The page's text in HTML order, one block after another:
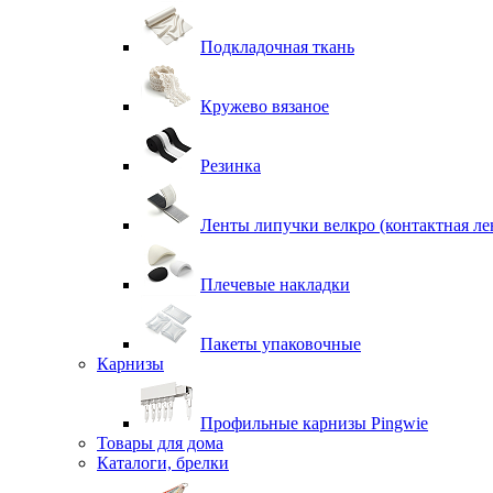
Подкладочная ткань
Кружево вязаное
Резинка
Ленты липучки велкро (контактная
Плечевые накладки
Пакеты упаковочные
Карнизы
Профильные карнизы Pingwie
Товары для дома
Каталоги, брелки